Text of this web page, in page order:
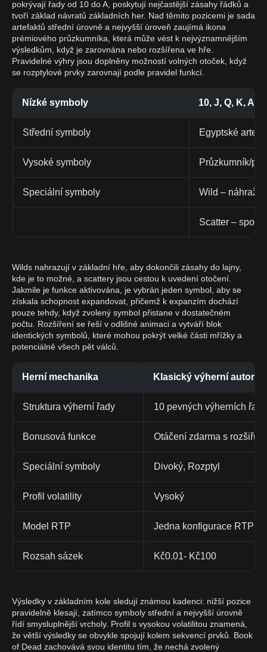
pokrývají řady od 10 do A, poskytují nejčastější zásahy řádků a
tvoří základ návratů základních her. Nad těmito pozicemi je sada
artefaktů střední úrovně a nejvyšší úroveň zaujímá ikona
prémiového průzkumníka, která může vést k nejvýznamnějším
výsledkům, když je zarovnána nebo rozšířena ve hře.
Pravidelné výhry jsou doplněny možností volných otoček, když
se rozptylové prvky zarovnají podle pravidel funkcí.
Nízké symboly 10, J, Q, K, A
Střední symboly Egyptské
Vysoké symboly Průzkumník/
Speciální symboly Wild – náhražky
Scatter –
Wilds nahrazují v základní hře, aby dokončili zásahy do lajny,
kde je to možné, a scattery jsou cestou k uvedení otočení.
Jakmile je funkce aktivována, je vybrán jeden symbol, aby se
získala schopnost expandovat, přičemž k expanzím dochází
pouze tehdy, když zvolený symbol přistane v dostatečném
počtu. Rozšíření se řeší v odlišné animaci a vytváří blok
identických symbolů, které mohou pokrýt velké části mřížky a
potenciálně všech pět válců.
Herní mechanika Klasický výherní
Struktura výherní řady 10 pevných výherních řad
Bonusová funkce Otáčení zdarma s
Speciální symboly Divoký, Rozptyl
Profil volatility Vysoký
Model RTP Jedna konfigurace RTP
Rozsah sázek Kč0.01- Kč100
Výsledky v základním kole sledují známou kadenci: nižší pozice
pravidelně klesají, zatímco symboly střední a nejvyšší úrovně
řídí smysluplnější vrcholy. Profil s vysokou volatilitou znamená,
že větší výsledky se obvykle spojují kolem sekvencí prvků. Book
of Dead zachovává svou identitu tím, že nechá zvolený